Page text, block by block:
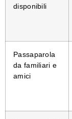
disponibili
Passaparola
da familiari e
amici